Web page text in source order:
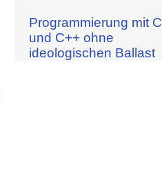
Programmierung mit C
und C++ ohne
ideologischen Ballast